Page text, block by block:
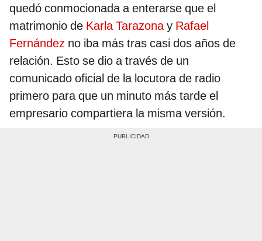
quedó conmocionada a enterarse que el
matrimonio de Karla Tarazona y Rafael
Fernández no iba más tras casi dos años de
relación. Esto se dio a través de un
comunicado oficial de la locutora de radio
primero para que un minuto más tarde el
empresario compartiera la misma versión.